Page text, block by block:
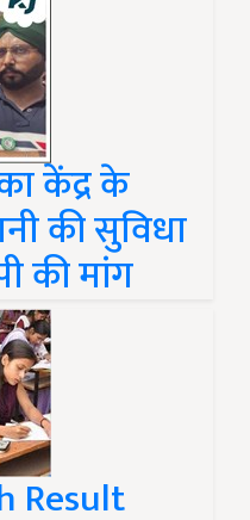
केंद्र के
की सुविधा
की मांग
Result